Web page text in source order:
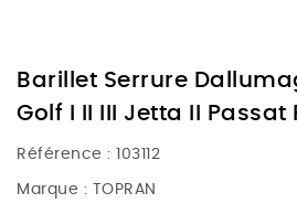
Barillet Serrure
Golf I II III Jetta II Passat
Référence : 103112
Marque : TOPRAN